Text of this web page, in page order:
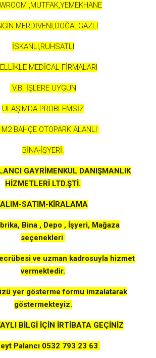
,MUTFAK,YEMEKHANE
MERDİVENİ,DOĞALGAZLI
İSKANLI,RUHSATLI
MEDİCAL FİRMALARI
V.B. İŞLERE UYGUN
ULAŞIMDA PROBLEMSİZ
BAHÇE OTOPARK ALANLI
BİNA-İŞYERİ.
GAYRİMENKUL DANIŞMANLIK
HİZMETLERİ LTD.ŞTİ.
ALIM-SATIM-KİRALAMA
Bina , Depo , İşyeri, Mağaza
seçenekleri
ve uzman kadrosuyla hizmet
vermektedir.
yer gösterme formu imzalatarak
göstermekteyiz.
BİLGİ İÇİN İRTİBATA GEÇİNİZ
Palancı 0532 793 23 63